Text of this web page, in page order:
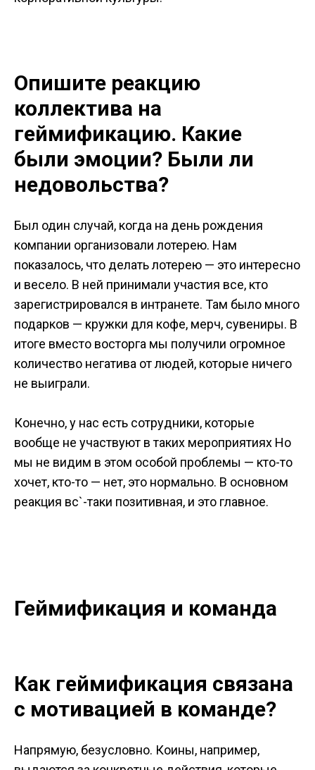
Опишите реакцию
коллектива на
геймификацию. Какие
были эмоции? Были ли
недовольства?
Был один случай, когда на день рождения
компании организовали лотерею. Нам
показалось, что делать лотерею — это интересно
и весело. В ней принимали участия все, кто
зарегистрировался в интранете. Там было много
подарков — кружки для кофе, мерч, сувениры. В
итоге вместо восторга мы получили огромное
количество негатива от людей, которые ничего
не выиграли.
Конечно, у нас есть сотрудники, которые
вообще не участвуют в таких мероприятиях Но
мы не видим в этом особой проблемы — кто-то
хочет, кто-то — нет, это нормально. В основном
реакция вс`-таки позитивная, и это главное.
Геймификация и команда
Как геймификация связана
с мотивацией в команде?
Напрямую, безусловно. Коины, например,